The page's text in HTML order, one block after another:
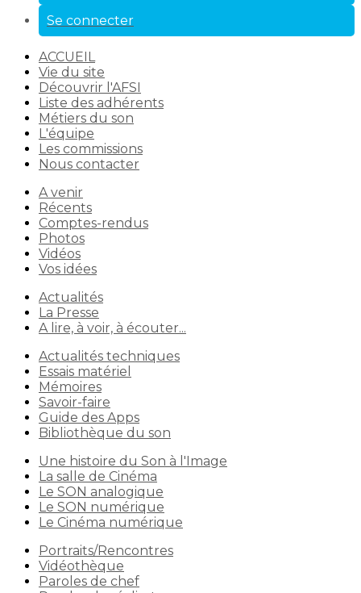
Se connecter
ACCUEIL
Vie du site
Découvrir l'AFSI
Liste des adhérents
Métiers du son
L'équipe
Les commissions
Nous contacter
A venir
Récents
Comptes-rendus
Photos
Vidéos
Vos idées
Actualités
La Presse
A lire, à voir, à écouter...
Actualités techniques
Essais matériel
Mémoires
Savoir-faire
Guide des Apps
Bibliothèque du son
Une histoire du Son à l'Image
La salle de Cinéma
Le SON analogique
Le SON numérique
Le Cinéma numérique
Portraits/Rencontres
Vidéothèque
Paroles de chef